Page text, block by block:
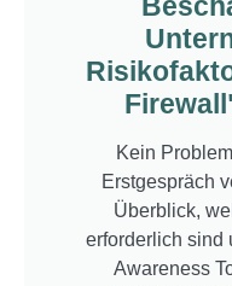
Kein
Erstgespräch
Überblick,
erforderlich sind
Awareness